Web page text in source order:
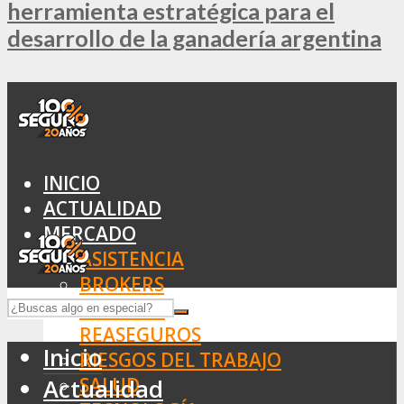
herramienta estratégica para el
desarrollo de la ganadería argentina
INICIO
ACTUALIDAD
MERCADO
ASISTENCIA
BROKERS
SEGUROS
REASEGUROS
RIESGOS DEL TRABAJO
SALUD
Inicio
Actualidad